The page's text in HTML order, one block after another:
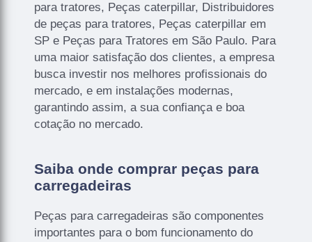
para tratores, Peças caterpillar, Distribuidores
de peças para tratores, Peças caterpillar em
SP e Peças para Tratores em São Paulo. Para
uma maior satisfação dos clientes, a empresa
busca investir nos melhores profissionais do
mercado, e em instalações modernas,
garantindo assim, a sua confiança e boa
cotação no mercado.
Saiba onde comprar peças para
carregadeiras
Peças para carregadeiras são componentes
importantes para o bom funcionamento do